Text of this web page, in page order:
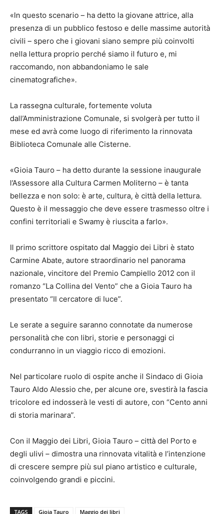
«In questo scenario – ha detto la giovane attrice, alla
presenza di un pubblico festoso e delle massime autorità
civili – spero che i giovani siano sempre più coinvolti
nella lettura proprio perché siamo il futuro e, mi
raccomando, non abbandoniamo le sale
cinematografiche».
La rassegna culturale, fortemente voluta
dall’Amministrazione Comunale, si svolgerà per tutto il
mese ed avrà come luogo di riferimento la rinnovata
Biblioteca Comunale alle Cisterne.
«Gioia Tauro – ha detto durante la sessione inaugurale
l’Assessore alla Cultura Carmen Moliterno – è tanta
bellezza e non solo: è arte, cultura, è città della lettura.
Questo è il messaggio che deve essere trasmesso oltre i
confini territoriali e Swamy è riuscita a farlo».
Il primo scrittore ospitato dal Maggio dei Libri è stato
Carmine Abate, autore straordinario nel panorama
nazionale, vincitore del Premio Campiello 2012 con il
romanzo “La Collina del Vento” che a Gioia Tauro ha
presentato “Il cercatore di luce”.
Le serate a seguire saranno connotate da numerose
personalità che con libri, storie e personaggi ci
condurranno in un viaggio ricco di emozioni.
Nel particolare ruolo di ospite anche il Sindaco di Gioia
Tauro Aldo Alessio che, per alcune ore, svestirà la fascia
tricolore ed indosserà le vesti di autore, con “Cento anni
di storia marinara”.
Con il Maggio dei Libri, Gioia Tauro – città del Porto e
degli ulivi – dimostra una rinnovata vitalità e l’intenzione
di crescere sempre più sul piano artistico e culturale,
coinvolgendo grandi e piccini.
TAGS Gioia Tauro Maggio dei libri